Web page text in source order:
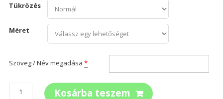
Tükrözés
Méret
Szöveg / Név megadása *
Kosárlabda
Kosárba teszem